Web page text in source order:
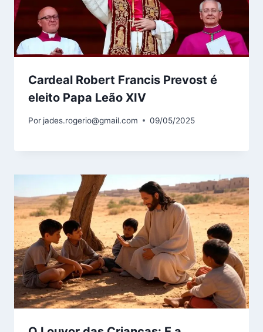
Cardeal Robert Francis Prevost é
eleito Papa Leão XIV
Por jades.rogerio@gmail.com 09/05/2025